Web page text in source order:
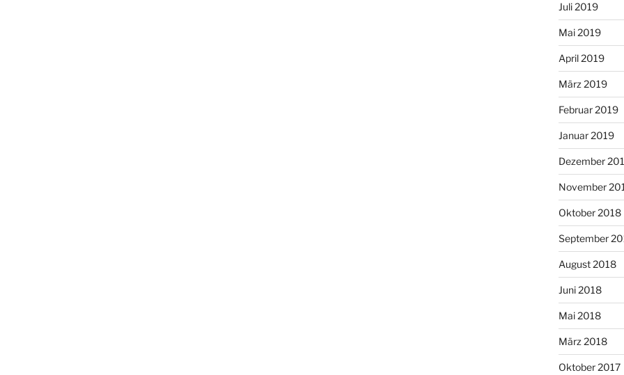
Juli 2019
Mai 2019
April 2019
März 2019
Februar 2019
Januar 2019
Dezember
November
Oktober 2018
September
August 2018
Juni 2018
Mai 2018
März 2018
Oktober 2017